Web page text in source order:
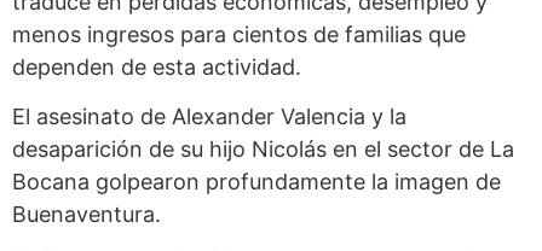
menos ingresos para cientos de familias que
dependen de esta actividad.
El asesinato de Alexander Valencia y la
desaparición de su hijo Nicolás en el sector de La
Bocana golpearon profundamente la imagen de
Buenaventura.